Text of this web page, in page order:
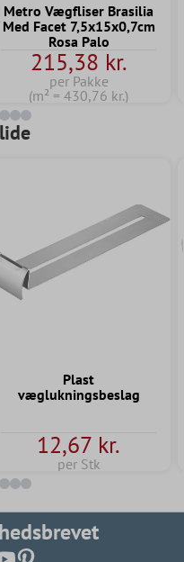
på 4.7 ud af 5 stjerner
Metro Vægfliser Brasilia
Med Facet 7,5x15x0,7cm
Rosa Palo
215,38 kr.
per Pakke
(m² = 430,76 kr.)
Plast
væglukningsbeslag
12,67 kr.
per Stk